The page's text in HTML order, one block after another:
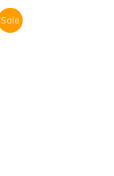
Sale